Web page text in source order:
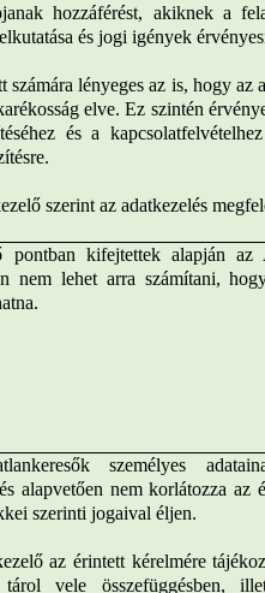
hozzáférést, akiknek a
és jogi igények
számára lényeges az is, hogy az
elve. Ez szintén
és a
szerint az adatkezelés
pontban kifejtettek alapján az
nem lehet arra számítani,
személyes
alapvetően nem korlátozza
szerinti jogaival éljen.
az érintett kérelmére
tárol vele összefüggésben,